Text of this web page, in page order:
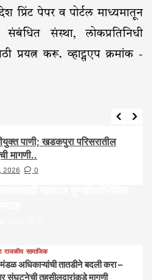
प्रिंट पेपर व पोर्टल माध्यमातून
संस्था, लोकप्रतिनिधी
प्रयत्न करू. व्हाट्सएप क्रमांक -
पाणी; खडकपुरा परिसरातील
मागणी..
2026 0
राजकीय सामाजिक
अधिकाऱ्यांची तातडीने बदली करा –
संघटनेची तहसीलदारांकडे मागणी